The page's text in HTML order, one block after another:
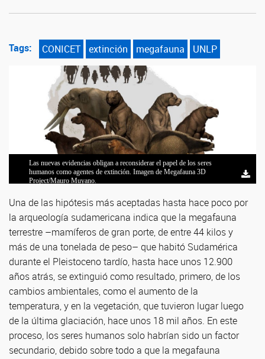
Tags: CONICET extinción megafauna UNLP
Las nuevas evidencias obligan a reconsiderar el papel de los seres
humanos como agentes de extinción. Imagen de Megafauna 3D
Project/Mauro Muyano.
Luciano Prates y Matías Medina. Foto: CONICET Fotografía.
Ivan Perez. Foto: gentileza investigador.
Una de las hipótesis más aceptadas hasta hace poco por
la arqueología sudamericana indica que la megafauna
terrestre –mamíferos de gran porte, de entre 44 kilos y
más de una tonelada de peso– que habitó Sudamérica
durante el Pleistoceno tardío, hasta hace unos 12.900
años atrás, se extinguió como resultado, primero, de los
cambios ambientales, como el aumento de la
temperatura, y en la vegetación, que tuvieron lugar luego
de la última glaciación, hace unos 18 mil años. En este
proceso, los seres humanos solo habrían sido un factor
secundario, debido sobre todo a que la megafauna